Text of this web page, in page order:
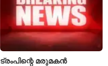
ട്രംപിന്റെ മരുമകൻ